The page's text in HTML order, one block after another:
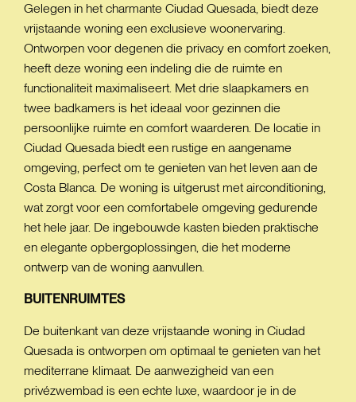
Gelegen in het charmante Ciudad Quesada, biedt deze
vrijstaande woning een exclusieve woonervaring.
Ontworpen voor degenen die privacy en comfort zoeken,
heeft deze woning een indeling die de ruimte en
functionaliteit maximaliseert. Met drie slaapkamers en
twee badkamers is het ideaal voor gezinnen die
persoonlijke ruimte en comfort waarderen. De locatie in
Ciudad Quesada biedt een rustige en aangename
omgeving, perfect om te genieten van het leven aan de
Costa Blanca. De woning is uitgerust met airconditioning,
wat zorgt voor een comfortabele omgeving gedurende
het hele jaar. De ingebouwde kasten bieden praktische
en elegante opbergoplossingen, die het moderne
ontwerp van de woning aanvullen.
BUITENRUIMTES
De buitenkant van deze vrijstaande woning in Ciudad
Quesada is ontworpen om optimaal te genieten van het
mediterrane klimaat. De aanwezigheid van een
privézwembad is een echte luxe, waardoor je in de